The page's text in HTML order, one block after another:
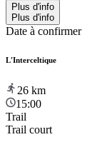
Plus d'info
Plus d'info
Date à confirmer
L'Interceltique
26 km
15:00
Trail
Trail court